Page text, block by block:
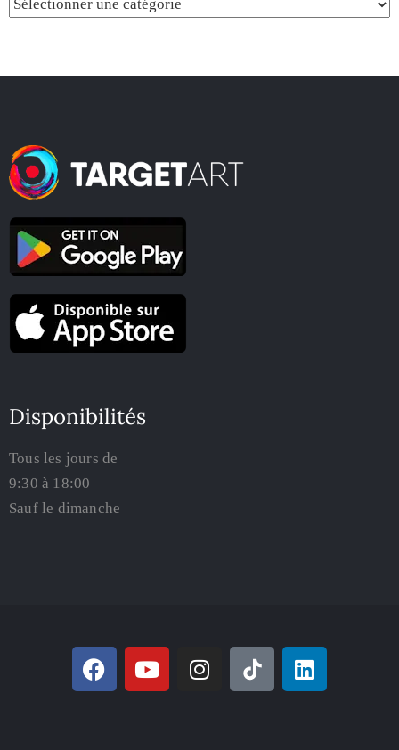
Disponibilités
Tous les jours de
9:30 à 18:00
Sauf le dimanche